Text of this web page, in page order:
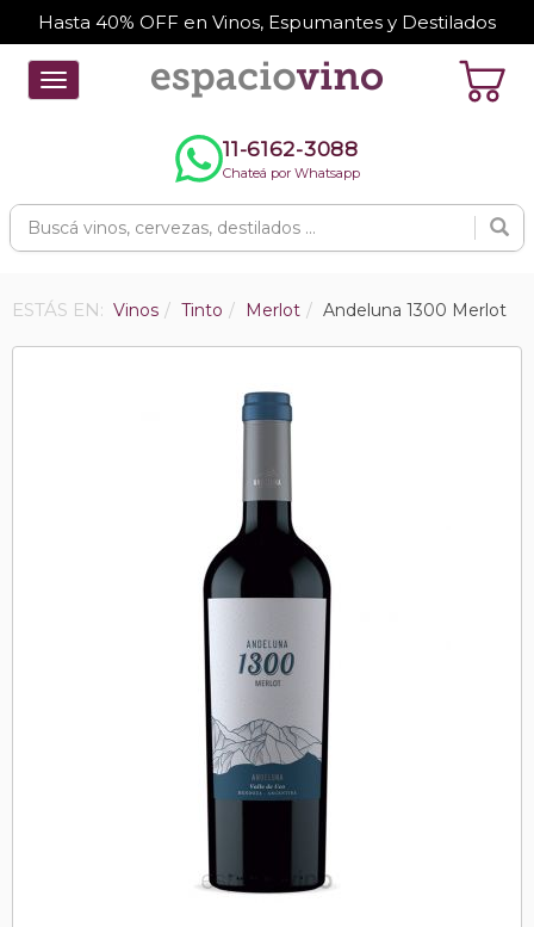
Hasta 40% OFF en Vinos, Espumantes y Destilados
Toggle
navigation
11-6162-3088
Chateá por Whatsapp
ESTÁS EN: Vinos Tinto Merlot Andeluna 1300 Merlot